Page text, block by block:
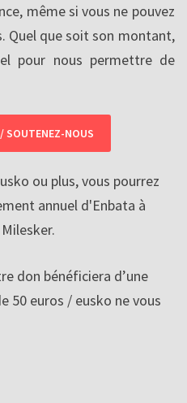
même si vous ne pouvez
Quel que soit son montant,
pour nous permettre de
SOUTENEZ-NOUS
ou plus, vous pourrez
annuel d'Enbata à
don bénéficiera d’une
50 euros / eusko ne vous